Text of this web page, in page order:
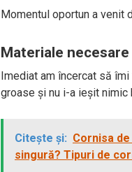
Momentul oportun a venit
Materiale
Imediat am încercat să
groase și nu i-a ieșit nimic
Citește și: Cornisa
singură? Tipuri de